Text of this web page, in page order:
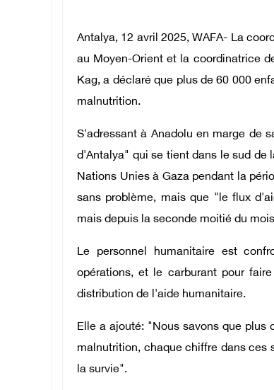
Antalya, 12 avril 2025, WAFA- La
au Moyen-Orient et la coordinatrice
Kag, a déclaré que plus de 60 000
malnutrition.
S'adressant à Anadolu en marge de
d'Antalya" qui se tient dans le sud de
Nations Unies à Gaza pendant la
sans problème, mais que "le flux
mais depuis la seconde moitié du
Le personnel humanitaire est
opérations, et le carburant pour
distribution de l'aide humanitaire.
Elle a ajouté: "Nous savons que
malnutrition, chaque chiffre dans ces
la survie".